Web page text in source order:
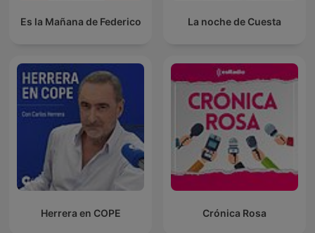
Es la Mañana de Federico La noche de Cuesta
Herrera en COPE Crónica Rosa